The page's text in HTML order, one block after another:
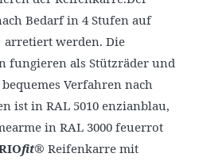
Bedarf in 4 Stufen auf
werden. Die
fungieren als Stützräder und
Verfahren nach
ist in RAL 5010 enzianblau,
in RAL 3000 feuerrot
fit® Reifenkarre mit